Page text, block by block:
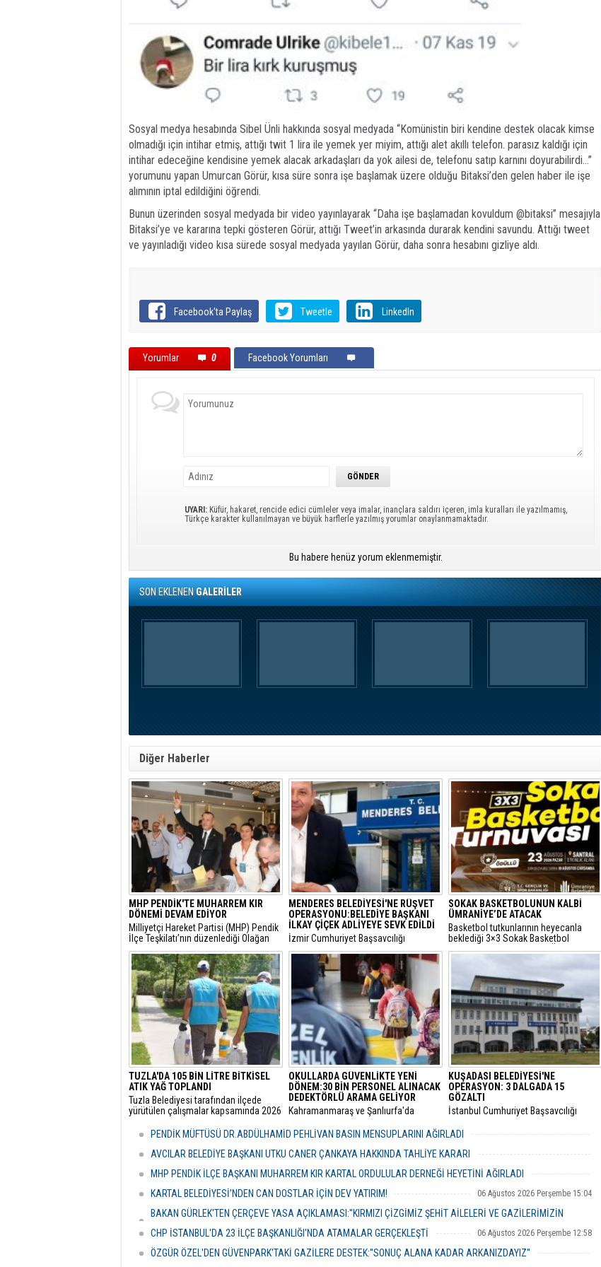
Sosyal medya hesabında Sibel Ünli hakkında sosyal medyada “Komünistin biri kendine destek olacak kimse
olmadığı için intihar etmiş, attığı twit 1 lira ile yemek yer miyim, attığı alet akıllı telefon. parasız kaldığı için
intihar edeceğine kendisine yemek alacak arkadaşları da yok ailesi de, telefonu satıp karnını doyurabilirdi…”
yorumunu yapan Umurcan Görür, kısa süre sonra işe başlamak üzere olduğu Bitaksi’den gelen haber ile işe
alımının iptal edildiğini öğrendi.
Bunun üzerinden sosyal medyada bir video yayınlayarak “Daha işe başlamadan kovuldum @bitaksi” mesajıyla
Bitaksi’ye ve kararına tepki gösteren Görür, attığı Tweet’in arkasında durarak kendini savundu. Attığı tweet
ve yayınladığı video kısa sürede sosyal medyada yayılan Görür, daha sonra hesabını gizliye aldı.
Facebook'ta Paylaş Tweetle LinkedIn
Yorumlar 0 Facebook Yorumları
UYARI: Küfür, hakaret, rencide edici cümleler veya imalar, inançlara saldırı içeren, imla kuralları ile yazılmamış,
Türkçe karakter kullanılmayan ve büyük harflerle yazılmış yorumlar onaylanmamaktadır.
Bu habere henüz yorum eklenmemiştir.
SON EKLENENGALERİLER
Diğer Haberler
MHP PENDİK'TE MUHARREM KIR
DÖNEMİ DEVAM EDİYOR
​Milliyetçi Hareket Partisi (MHP) Pendik
İlçe Teşkilatı’nın düzenlediği Olağan
Kongre’de mevcut başkan Muharrem
Kır, delegelerin desteğini alarak
yeniden göreve getirildi.
MENDERES BELEDİYESİ'NE RÜŞVET
OPERASYONU:BELEDİYE BAŞKANI
İLKAY ÇİÇEK ADLİYEYE SEVK EDİLDİ
​İzmir Cumhuriyet Başsavcılığı
tarafından yürütülen 'rüşvet' ve 'irtikap'
soruşturması kapsamında gözaltına
alınan Menderes Belediye Başkanı İlkay
Çiçek’in de aralarında bulunduğu 16
şüpheli adliyeye sevk edildi.
SOKAK BASKETBOLUNUN KALBİ
ÜMRANİYE’DE ATACAK
Basketbol tutkunlarının heyecanla
beklediği 3×3 Sokak Basketbol
Turnuvası, bu yıl 7’nci kez Ümraniye
TUZLA'DA 105 BİN LİTRE BİTKİSEL
ATIK YAĞ TOPLANDI
Tuzla Belediyesi tarafından ilçede
yürütülen çalışmalar kapsamında 2026
toplandı.
OKULLARDA GÜVENLİKTE YENİ
DÖNEM:30 BİN PERSONEL ALINACAK
DEDEKTÖRLÜ ARAMA GELİYOR
​Kahramanmaraş ve Şanlıurfa'da
ardından eğitim kurumlarındaki
yenileniyor.
KUŞADASI BELEDİYESİ'NE
OPERASYON: 3 DALGADA 15
GÖZALTI
​İstanbul Cumhuriyet Başsavcılığı
"rüşvet" ve "irtikap" soruşturmasında
dalga operasyonu düzenlendi.
PENDİK MÜFTÜSÜ DR.ABDÜLHAMİD PEHLİVAN BASIN MENSUPLARINI AĞIRLADI
AVCILAR BELEDİYE BAŞKANI UTKU CANER ÇANKAYA HAKKINDA TAHLİYE KARARI
06 Ağustos 2026 Perşembe 18:26
MHP PENDİK İLÇE BAŞKANI MUHARREM KIR KARTAL ORDULULAR DERNEĞİ HEYETİNİ AĞIRLADI
06 Ağustos 2026 Perşembe 17:56
KARTAL BELEDİYESİ’NDEN CAN DOSTLAR İÇİN DEV YATIRIM! 06 Ağustos 2026 Perşembe 15:04
BAKAN GÜRLEK'TEN ÇERÇEVE YASA AÇIKLAMASI:''KIRMIZI ÇİZGİMİZ ŞEHİT AİLELERİ VE GAZİLERİMİZİN
HASSASİYETİDİR''
CHP İSTANBUL'DA 23 İLÇE BAŞKANLIĞI'NDA ATAMALAR GERÇEKLEŞTİ 06 Ağustos 2026 Perşembe 12:58
ÖZGÜR ÖZEL'DEN GÜVENPARK'TAKİ GAZİLERE DESTEK:''SONUÇ ALANA KADAR ARKANIZDAYIZ''